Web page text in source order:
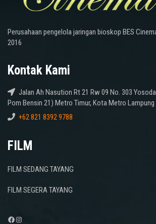
Perusahaan pengelola jaringan bioskop BES
2016
Kontak Kami
Jalan Ah Nasution Rt 21 Rw 09 No. 303
Pom Bensin 21) Metro Timur, Kota Metro Lampung
+62 821 8392 9788
FILM
FILM SEDANG TAYANG
FILM SEGERA TAYANG
Facebook
Instagram